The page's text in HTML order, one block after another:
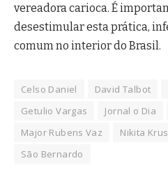
vereadora carioca. É
desestimular esta prática,
comum no interior do Brasil.
Celso Daniel David Talbot
Getulio Vargas
Jornal o Dia
Major Rubens Vaz
Nikita
São Bernardo